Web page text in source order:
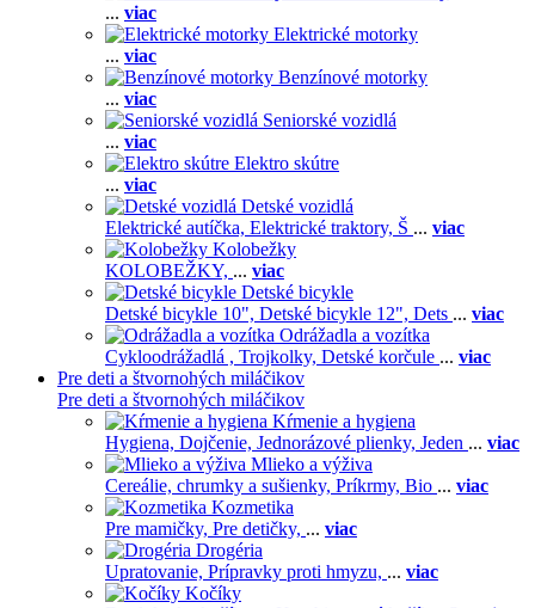
... viac
Elektrické motorky
... viac
Benzínové motorky
... viac
Seniorské vozidlá
... viac
Elektro skútre
... viac
Detské vozidlá
Elektrické autíčka, Elektrické traktory, Š ... viac
Kolobežky
KOLOBEŽKY, ... viac
Detské bicykle
Detské bicykle 10", Detské bicykle 12", Dets ... viac
Odrážadla a vozítka
Cykloodrážadlá , Trojkolky, Detské korčule ... viac
Pre deti a štvornohých miláčikov
Pre deti a štvornohých miláčikov
Kŕmenie a hygiena
Hygiena, Dojčenie, Jednorázové plienky, Jeden ... viac
Mlieko a výživa
Cereálie, chrumky a sušienky, Príkrmy, Bio ... viac
Kozmetika
Pre mamičky, Pre detičky, ... viac
Drogéria
Upratovanie, Prípravky proti hmyzu, ... viac
Kočíky